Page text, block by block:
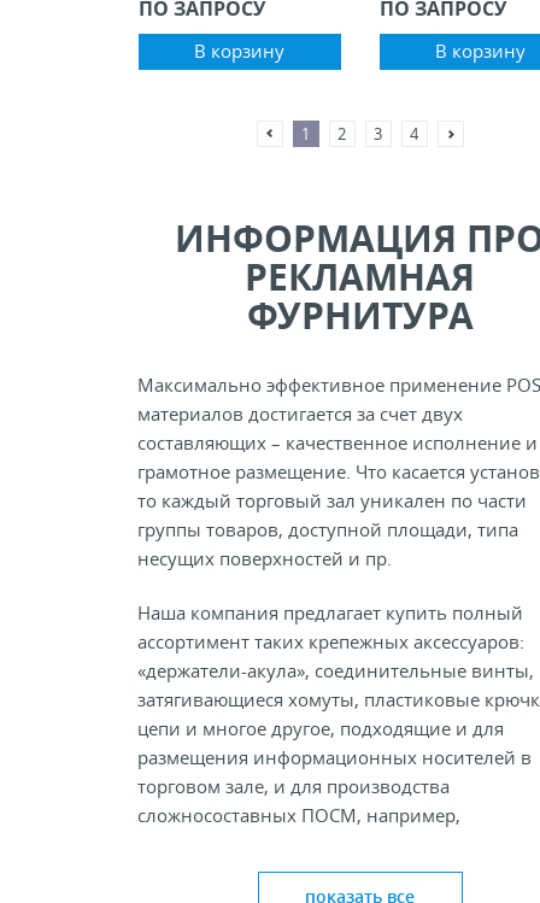
ПО ЗАПРОСУ
В корзину
ПО ЗАПРОСУ
В корзину
1 2 3 4
ИНФОРМАЦИЯ
РЕКЛАМНАЯ
ФУРНИТУРА
Максимально эффективное применение
материалов достигается за счет двух
составляющих – качественное исполнение и
грамотное размещение. Что касается
то каждый торговый зал уникален по части
группы товаров, доступной площади, типа
несущих поверхностей и пр.
Наша компания предлагает купить полный
ассортимент таких крепежных аксессуаров:
«держатели-акула», соединительные винты,
затягивающиеся хомуты, пластиковые
цепи и многое другое, подходящие и для
размещения информационных носителей в
торговом зале, и для производства
сложносоставных ПОСМ, например,
реализуемая фурнитура изготавливается на
показать все